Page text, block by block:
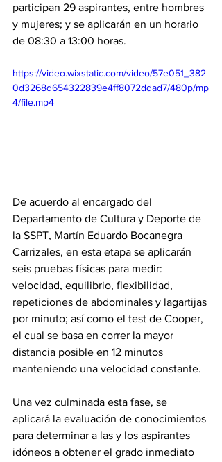
participan 29 aspirantes, entre hombres
y mujeres; y se aplicarán en un horario
de 08:30 a 13:00 horas.
https://video.wixstatic.com/video/57e051_382
0d3268d654322839e4ff8072ddad7/480p/mp
4/file.mp4
De acuerdo al encargado del
Departamento de Cultura y Deporte de
la SSPT, Martín Eduardo Bocanegra
Carrizales, en esta etapa se aplicarán
seis pruebas físicas para medir:
velocidad, equilibrio, flexibilidad,
repeticiones de abdominales y lagartijas
por minuto; así como el test de Cooper,
el cual se basa en correr la mayor
distancia posible en 12 minutos
manteniendo una velocidad constante.
Una vez culminada esta fase, se
aplicará la evaluación de conocimientos
para determinar a las y los aspirantes
idóneos a obtener el grado inmediato